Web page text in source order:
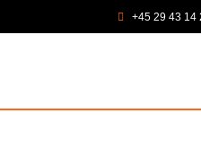
+45 29 43 14